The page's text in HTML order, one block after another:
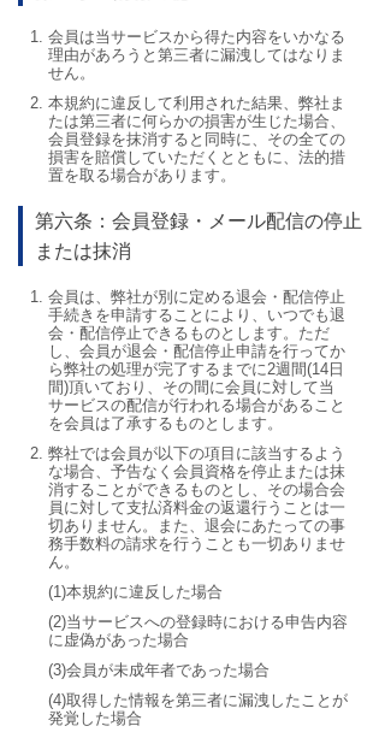
会員は当サービスから得た内容をいかなる
理由があろうと第三者に漏洩してはなりま
せん。
本規約に違反して利用された結果、弊社ま
たは第三者に何らかの損害が生じた場合、
会員登録を抹消すると同時に、その全ての
損害を賠償していただくとともに、法的措
置を取る場合があります。
第六条：会員登録・メール配信の停止
または抹消
会員は、弊社が別に定める退会・配信停止
手続きを申請することにより、いつでも退
会・配信停止できるものとします。ただ
し、会員が退会・配信停止申請を行ってか
ら弊社の処理が完了するまでに2週間(14日
間)頂いており、その間に会員に対して当
サービスの配信が行われる場合があること
を会員は了承するものとします。
弊社では会員が以下の項目に該当するよう
な場合、予告なく会員資格を停止または抹
消することができるものとし、その場合会
員に対して支払済料金の返還行うことは一
切ありません。また、退会にあたっての事
務手数料の請求を行うことも一切ありませ
ん。
(1)本規約に違反した場合
(2)当サービスへの登録時における申告内容
に虚偽があった場合
(3)会員が未成年者であった場合
(4)取得した情報を第三者に漏洩したことが
発覚した場合